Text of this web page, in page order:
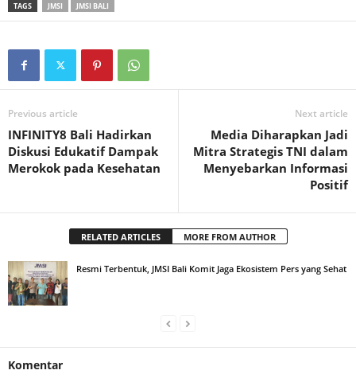
TAGS JMSI JMSI BALI
Previous article
INFINITY8 Bali Hadirkan
Diskusi Edukatif Dampak
Merokok pada Kesehatan
Next article
Media Diharapkan Jadi
Mitra Strategis TNI dalam
Menyebarkan Informasi
Positif
RELATED ARTICLES MORE FROM AUTHOR
Resmi Terbentuk, JMSI Bali Komit Jaga Ekosistem Pers yang Sehat
Komentar